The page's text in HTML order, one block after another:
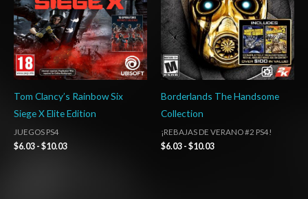
Tom Clancy’s Rainbow Six
Siege X Elite Edition
JUEGOS PS4
$6.03 - $10.03
Borderlands The Handsome
Collection
¡REBAJAS DE VERANO #2 PS4!
$6.03 - $10.03